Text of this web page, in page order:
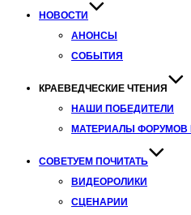
НОВОСТИ
АНОНСЫ
СОБЫТИЯ
КРАЕВЕДЧЕСКИЕ ЧТЕНИЯ
НАШИ ПОБЕДИТЕЛИ
МАТЕРИАЛЫ ФОРУМОВ
СОВЕТУЕМ ПОЧИТАТЬ
ВИДЕОРОЛИКИ
СЦЕНАРИИ